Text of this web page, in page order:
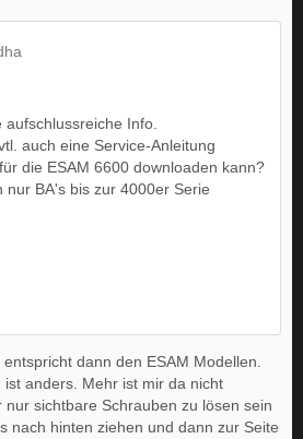
Info.
auch eine Service-Anleitung
die ESAM 6600 downloaden kann?
nur BA's bis zur 4000er Serie
dann den ESAM Modellen.
anders. Mehr ist mir da nicht
nur sichtbare Schrauben zu lösen sein
nach hinten ziehen und dann zur Seite